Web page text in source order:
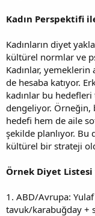
Kadın Perspektifi
Kadınların diyet
kültürel normlar ve
Kadınlar,
de hesaba katıyor.
kadınlar bu
dengeliyor. Örneğin,
hedefi hem de aile
şekilde planlıyor.
kültürel bir strateji
Örnek Diyet
1. ABD/Avrupa:
tavuk/karabuğday +